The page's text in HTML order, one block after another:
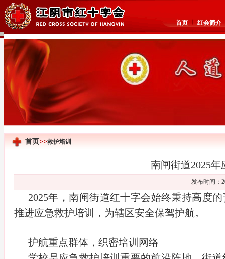
首页 红会简介
首页>>救护培训
南闸街道2025
发布时间：
2025年，南闸街道红十字会始终秉持高度
推进应急救护培训，为辖区安全保驾护航。
护航重点群体，织密培训网络